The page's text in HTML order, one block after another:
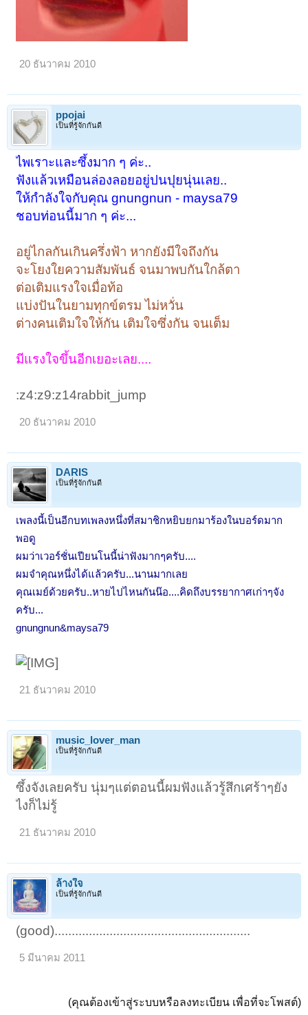
20 ธันวาคม 2010
ppojai
เป็นที่รู้จักกันดี
ไพเราะและซึ้งมาก ๆ ค่ะ..
ฟังแล้วเหมือนล่องลอยอยู่ปนปุยนุ่นเลย..
ให้กำลังใจกับคุณ gnungnun - maysa79
ชอบท่อนนี้มาก ๆ ค่ะ...
อยู่ไกลกันเกินครึ่งฟ้า หากยังมีใจถึงกัน
จะโยงใยความสัมพันธ์ จนมาพบกันใกล้ตา
ต่อเติมแรงใจเมื่อท้อ
แบ่งปันในยามทุกข์ตรม ไม่หวั่น
ต่างคนเติมใจให้กัน เติมใจซึ่งกัน จนเต็ม
มีแรงใจขึ้นอีกเยอะเลย....
:z4:z9:z14rabbit_jump
20 ธันวาคม 2010
DARIS
เป็นที่รู้จักกันดี
เพลงนี้เป็นอีกบทเพลงหนึ่งที่สมาชิกหยิบยกมาร้องในบอร์ดมาก
พอดู
ผมว่าเวอร์ชั่นเปียนโนนี้น่าฟังมากๆครับ....
ผมจำคุณหนึ่งได้แล้วครับ...นานมากเลย
คุณเมย์ด้วยครับ..หายไปไหนกันน๊อ....คิดถึงบรรยากาศเก่าๆจัง
ครับ...
gnungnun&maysa79
21 ธันวาคม 2010
music_lover_man
เป็นที่รู้จักกันดี
ซึ้งจังเลยครับ นุ่มๆแต่ตอนนี้ผมฟังแล้วรู้สึกเศร้าๆยัง
ไงก็ไม่รู้
21 ธันวาคม 2010
ล้างใจ
เป็นที่รู้จักกันดี
(good).........................................................
5 มีนาคม 2011
(คุณต้องเข้าสู่ระบบหรือลงทะเบียน เพื่อที่จะโพสต์)